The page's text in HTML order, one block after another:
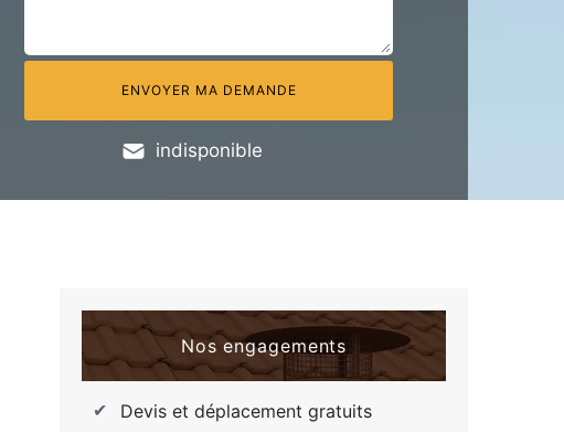
indisponible
Nos engagements
Devis et déplacement gratuits